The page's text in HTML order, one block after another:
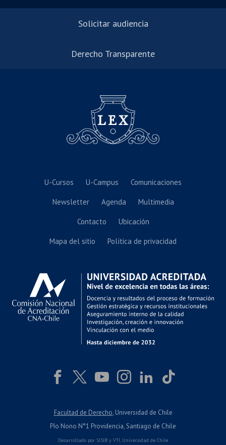
Solicitar audiencia
Derecho Transparente
U-Cursos U-Campus Comunicaciones
Newsletter Agenda Multimedia
Contacto Ubicación
Mapa del sitio Política de privacidad
Facultad de Derecho, Universidad de Chile
Pío Nono N°1 Providencia, Santiago de Chile
Desarrollado por SISIB y VTI, Universidad de Chile